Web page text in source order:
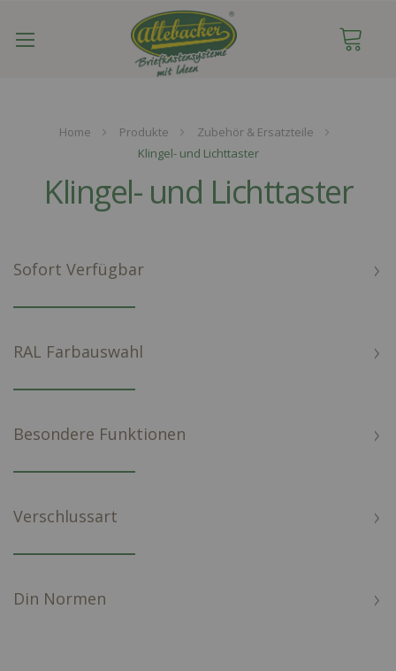
Home Produkte
Zubehör & Ersatzteile
Klingel- und Lichttaster
Klingel- und Lichttaster
Sofort Verfügbar
RAL Farbauswahl
Besondere Funktionen
Verschlussart
Din Normen